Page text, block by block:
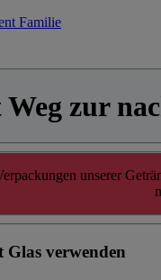
Familie
zur
unserer
verwenden